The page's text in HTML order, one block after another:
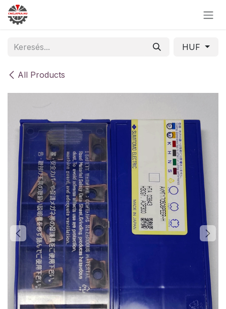
Skip to Content
All Products
HUF